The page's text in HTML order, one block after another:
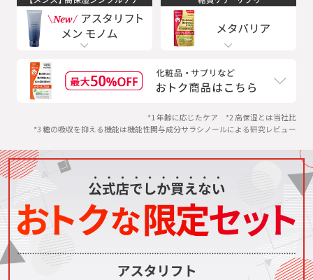
*1 年齢に応じたケア *2 高保湿とは当社比
*3 糖の吸収を抑える機能は機能性関与成分サラシノールによる研究レビュー